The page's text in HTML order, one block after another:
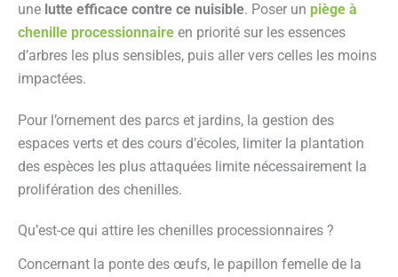
une lutte efficace contre ce nuisible. Poser un piège à
chenille processionnaire en priorité sur les essences
d’arbres les plus sensibles, puis aller vers celles les moins
impactées.
Pour l’ornement des parcs et jardins, la gestion des
espaces verts et des cours d’écoles, limiter la plantation
des espèces les plus attaquées limite nécessairement la
prolifération des chenilles.
Qu’est-ce qui attire les chenilles processionnaires ?
Concernant la ponte des œufs, le papillon femelle de la